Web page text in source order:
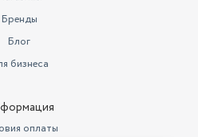
16
Рельефная поверхность
барабана
Бренды
Блог
бизнеса
оплаты